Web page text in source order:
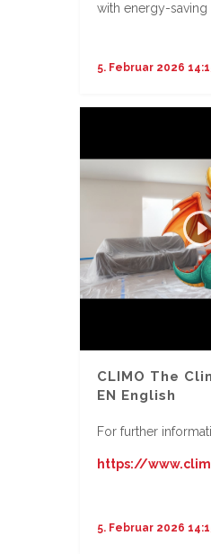
with energy-
5. Februar 2026
CLIMO The
EN English
For further
https://
5. Februar 2026